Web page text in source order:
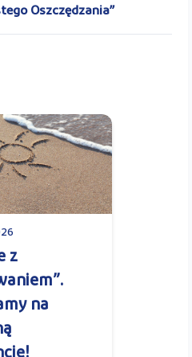
Oszczędzania”
z
na